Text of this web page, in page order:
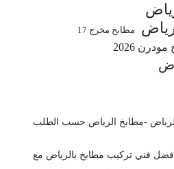
مطابخ مخرج 17
2026
-مطابخ الرياض حسب الطلب
فني تركيب مطابخ بالرياض مع